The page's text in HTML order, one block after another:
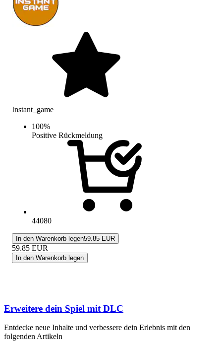
Instant_game
100%
Positive Rückmeldung
44080
In den Warenkorb legen59.85 EUR
59.85 EUR
In den Warenkorb legen
Erweitere dein Spiel mit DLC
Entdecke neue Inhalte und verbessere dein Erlebnis mit den
folgenden Artikeln